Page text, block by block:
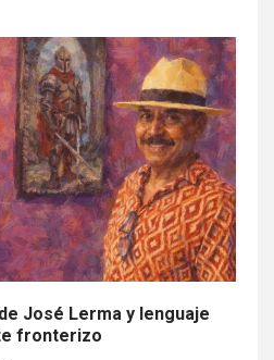
José Lerma y lenguaje
fronterizo